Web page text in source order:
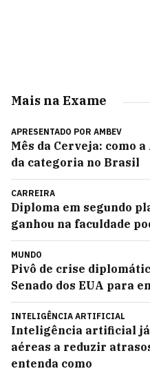
Mais na Exame
APRESENTADO POR AMBEV
Mês da Cerveja: como
da categoria no Brasil
CARREIRA
Diploma em segundo
ganhou na faculdade
MUNDO
Pivô de crise
Senado dos EUA para
INTELIGÊNCIA ARTIFICIAL
Inteligência artificial já
aéreas a reduzir
entenda como